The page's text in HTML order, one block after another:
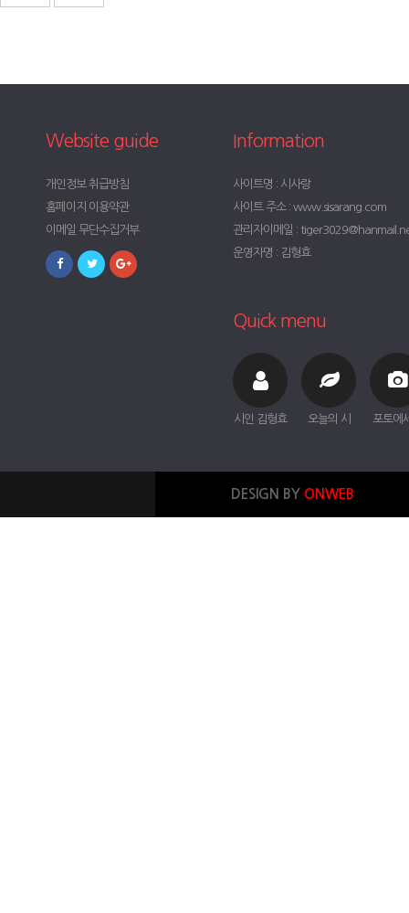
Website guide
개인정보 취급방침
홈페이지 이용약관
이메일 무단수집거부
Information
사이트명 : 시사랑
사이트 주소 : www.sisarang.com
관리자이메일 :
운영자명 : 김형효
Quick menu
시인 김형효 오늘의 시 포토에
DESIGN BY ONWEB